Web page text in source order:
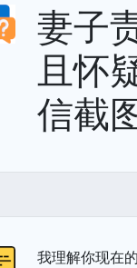
妻子
且怀
信截
我理解你现在